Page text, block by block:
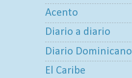
Acento
Diario a diario
Diario Dominicano
El Caribe